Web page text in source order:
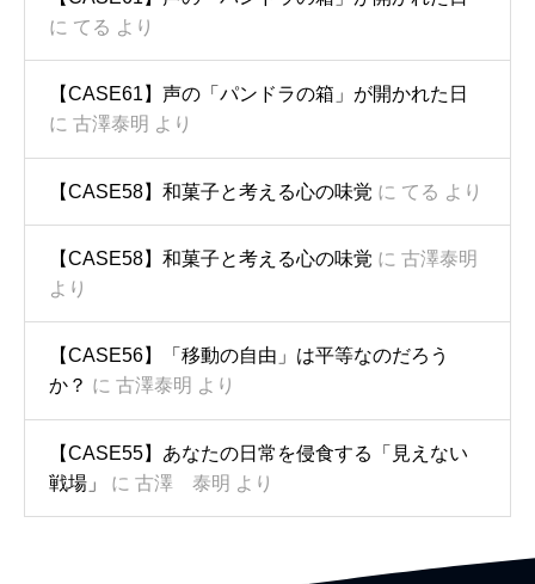
に てる より
【CASE61】声の「パンドラの箱」が開かれた日
に 古澤泰明 より
【CASE58】和菓子と考える心の味覚 に てる より
【CASE58】和菓子と考える心の味覚 に 古澤泰明
より
【CASE56】「移動の自由」は平等なのだろう
か？ に 古澤泰明 より
【CASE55】あなたの日常を侵食する「見えない
戦場」
に 古澤 泰明 より